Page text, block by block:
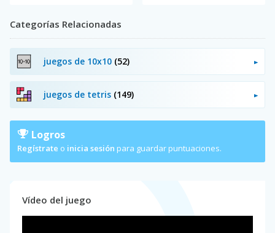
Categorías Relacionadas
juegos de 10x10 (52)
juegos de tetris (149)
Logros
Regístrate o inicia sesión para guardar puntuaciones.
Vídeo del juego